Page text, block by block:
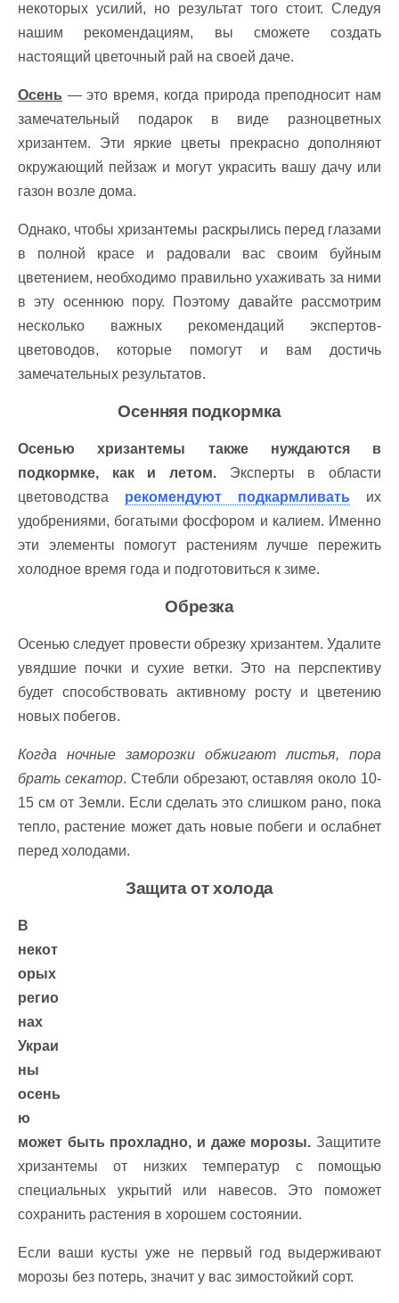
некоторых усилий, но результат того стоит. Следуя
нашим рекомендациям, вы сможете создать
настоящий цветочный рай на своей даче.
Осень — это время, когда природа преподносит нам
замечательный подарок в виде разноцветных
хризантем. Эти яркие цветы прекрасно дополняют
окружающий пейзаж и могут украсить вашу дачу или
газон возле дома.
Однако, чтобы хризантемы раскрылись перед глазами
в полной красе и радовали вас своим буйным
цветением, необходимо правильно ухаживать за ними
в эту осеннюю пору. Поэтому давайте рассмотрим
несколько важных рекомендаций экспертов-
цветоводов, которые помогут и вам достичь
замечательных результатов.
Осенняя подкормка
Осенью хризантемы также нуждаются в
подкормке, как и летом. Эксперты в области
цветоводства рекомендуют подкармливать их
удобрениями, богатыми фосфором и калием. Именно
эти элементы помогут растениям лучше пережить
холодное время года и подготовиться к зиме.
Обрезка
Осенью следует провести обрезку хризантем. Удалите
увядшие почки и сухие ветки. Это на перспективу
будет способствовать активному росту и цветению
новых побегов.
Когда ночные заморозки обжигают листья, пора
брать секатор. Стебли обрезают, оставляя около 10-
15 см от Земли. Если сделать это слишком рано, пока
тепло, растение может дать новые побеги и ослабнет
перед холодами.
Защита от холода
В
некот
орых
регио
нах
Украи
ны
осень
ю
может быть прохладно, и даже морозы. Защитите
хризантемы от низких температур с помощью
специальных укрытий или навесов. Это поможет
сохранить растения в хорошем состоянии.
Если ваши кусты уже не первый год выдерживают
морозы без потерь, значит у вас зимостойкий сорт.